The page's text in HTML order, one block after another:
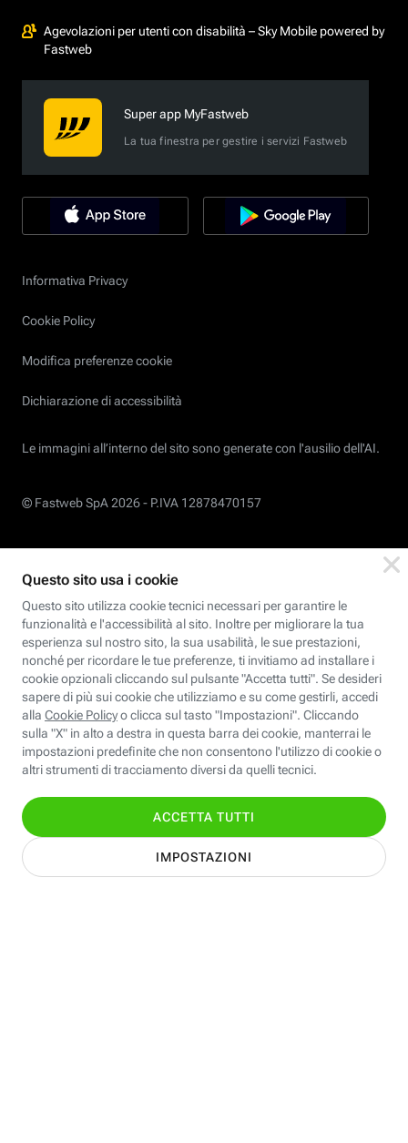
Agevolazioni per utenti con disabilità – Sky Mobile powered by
Fastweb
Super app MyFastweb
La tua finestra per gestire i servizi Fastweb
Informativa Privacy
Cookie Policy
Modifica preferenze cookie
Dichiarazione di accessibilità
Le immagini all’interno del sito sono generate con l'ausilio dell'AI.
© Fastweb SpA 2026 - P.IVA 12878470157